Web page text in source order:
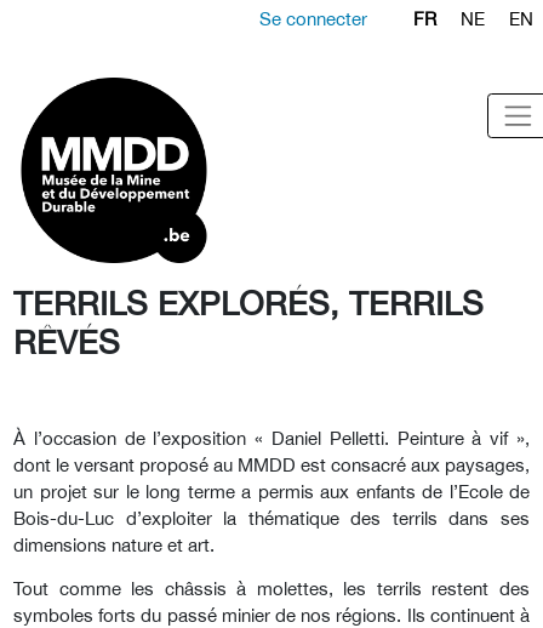
Se connecter FR NE EN
TERRILS EXPLORÉS, TERRILS
RÊVÉS
À l’occasion de l’exposition « Daniel Pelletti. Peinture à vif »,
dont le versant proposé au MMDD est consacré aux paysages,
un projet sur le long terme a permis aux enfants de l’Ecole de
Bois-du-Luc d’exploiter la thématique des terrils dans ses
dimensions nature et art.
Tout comme les châssis à molettes, les terrils restent des
symboles forts du passé minier de nos régions. Ils continuent à